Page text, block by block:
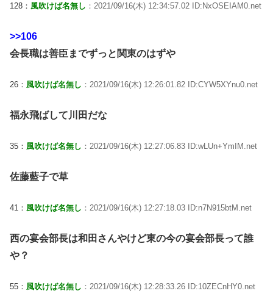
128： 風吹けば名無し ：2021/09/16(木) 12:34:57.02 ID:NxOSEIAM0.net
>>106
会長職は善臣までずっと関東のはずや
26： 風吹けば名無し ：2021/09/16(木) 12:26:01.82 ID:CYW5XYnu0.net
福永飛ばして川田だな
35： 風吹けば名無し ：2021/09/16(木) 12:27:06.83 ID:wLUn+YmIM.net
佐藤藍子で草
41： 風吹けば名無し ：2021/09/16(木) 12:27:18.03 ID:n7N915btM.net
西の宴会部長は和田さんやけど東の今の宴会部長って誰
や？
55： 風吹けば名無し ：2021/09/16(木) 12:28:33.26 ID:10ZECnHY0.net